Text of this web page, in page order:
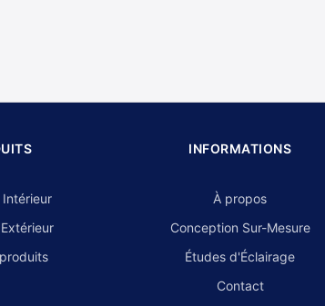
Intérieur
INFORMATIONS
À propos
Conception Sur-Mesure
Études d'Éclairage
Contact